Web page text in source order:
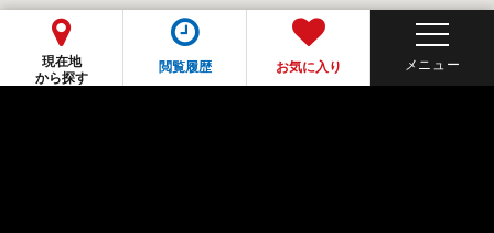
現在地
から探す
閲覧履歴 お気に入り